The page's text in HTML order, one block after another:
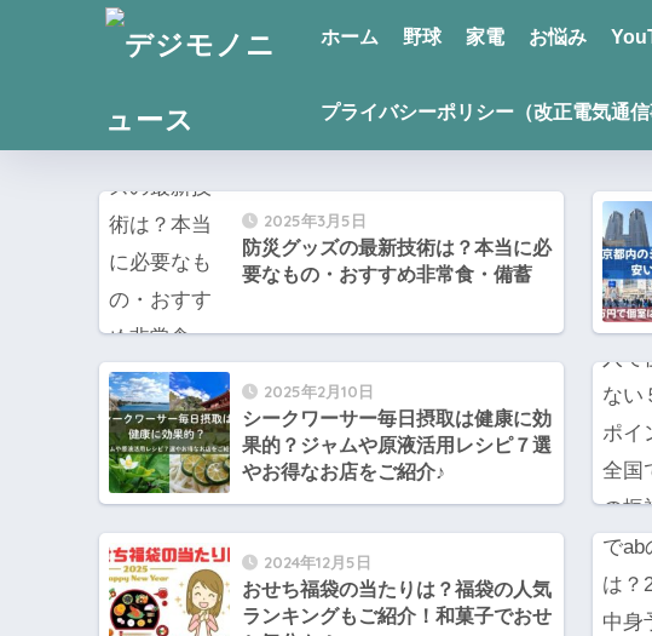
ホーム 野球 家電 お悩み
プライバシーポリシー（改正電気通
2025年3月5日
防災グッズの最新技術は？本当に必
要なもの・おすすめ非常食・備蓄
2025年2月10日
シークワーサー毎日摂取は健康に効
果的？ジャムや原液活用レシピ７選
やお得なお店をご紹介♪
2024年12月5日
おせち福袋の当たりは？福袋の人気
ランキングもご紹介！和菓子でおせ